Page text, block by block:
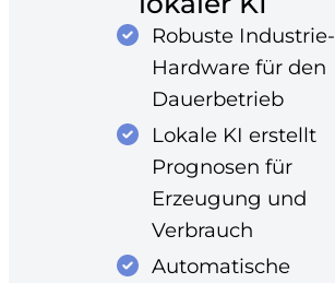
Robuste Industrie-
Hardware für den
Dauerbetrieb
Lokale KI erstellt
Prognosen für
Erzeugung und
Verbrauch
Automatische